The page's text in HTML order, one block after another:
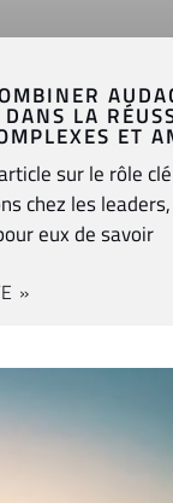
LA
ET
sur le rôle
chez les
eux de savoir
»